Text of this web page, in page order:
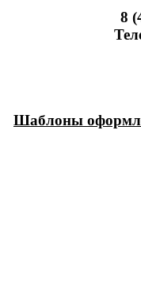
8
Шаблоны